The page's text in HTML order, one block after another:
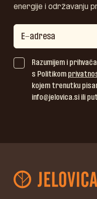
energije i održavanju
Razumijem i
s Politikom
kojem trenutku
info@jelovica.si ili